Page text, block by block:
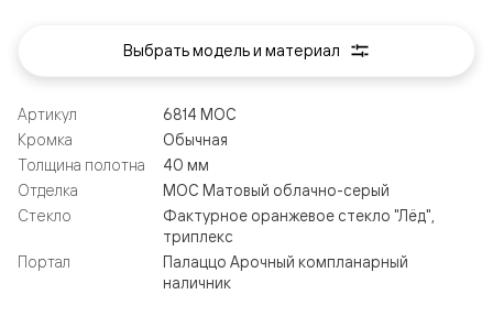
Артикул
6814 МОС
Кромка
Обычная
Толщина полотна
40 мм
Отделка
МОС Матовый облачно-серый
Стекло
Фактурное оранжевое стекло "Лёд",
триплекс
Портал
Палаццо Арочный компланарный
наличник
Выбрать модель и материал